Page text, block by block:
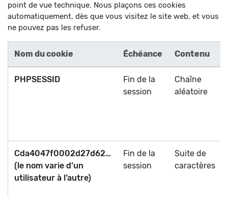
point de vue technique. Nous plaçons ces cookies
automatiquement, dès que vous visitez le site web, et vous
ne pouvez pas les refuser.
Nom du cookie Échéance Contenu
PHPSESSID
Fin de la
session
Chaîne
aléatoire
Cda4047f0002d27d62…
(le nom varie d’un
utilisateur à l’autre)
Fin de la
session
Suite de
caractères